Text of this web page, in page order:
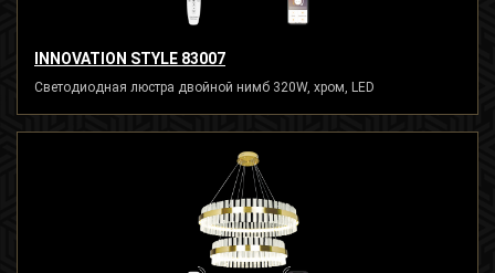
INNOVATION STYLE 83007
Светодиодная люстра двойной нимб 320W, хром, LED